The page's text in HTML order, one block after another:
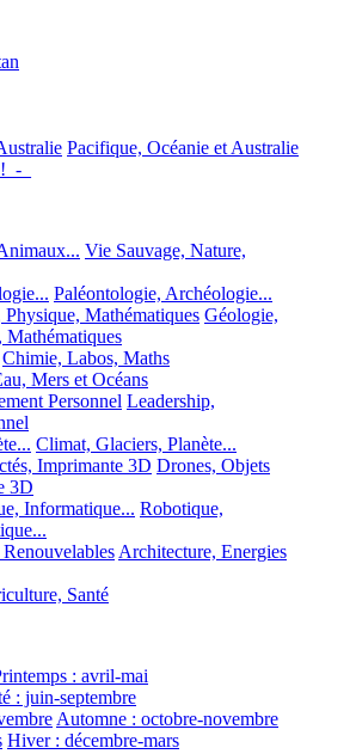
Pacifique, Océanie et Australie
_
Vie Sauvage, Nature,
Paléontologie, Archéologie...
Mathématiques Géologie,
Mathématiques
Chimie, Labos, Maths
Mers et Océans
Personnel Leadership,
Climat, Glaciers, Planète...
Imprimante 3D Drones, Objets
3D
Informatique... Robotique,
Architecture, Energies
Santé
: avril-mai
: juin-septembre
Automne : octobre-novembre
Hiver : décembre-mars